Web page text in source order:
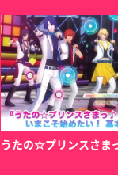
うたの☆プリンスさま